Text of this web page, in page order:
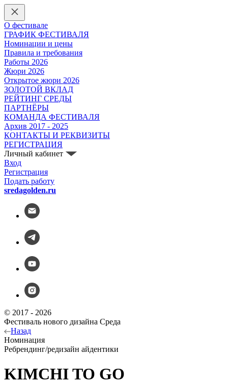
О фестивале
ГРАФИК ФЕСТИВАЛЯ
Номинации и цены
Правила и требования
Работы 2026
Жюри 2026
Открытое жюри 2026
ЗОЛОТОЙ ВКЛАД
РЕЙТИНГ СРЕДЫ
ПАРТНЁРЫ
КОМАНДА ФЕСТИВАЛЯ
Архив 2017 - 2025
КОНТАКТЫ И РЕКВИЗИТЫ
РЕГИСТРАЦИЯ
Личный кабинет
Вход
Регистрация
Подать работу
sredagolden.ru
© 2017 - 2026
Фестиваль нового дизайна Среда
Назад
Номинация
Ребрендинг/редизайн айдентики
KIMCHI TO GO